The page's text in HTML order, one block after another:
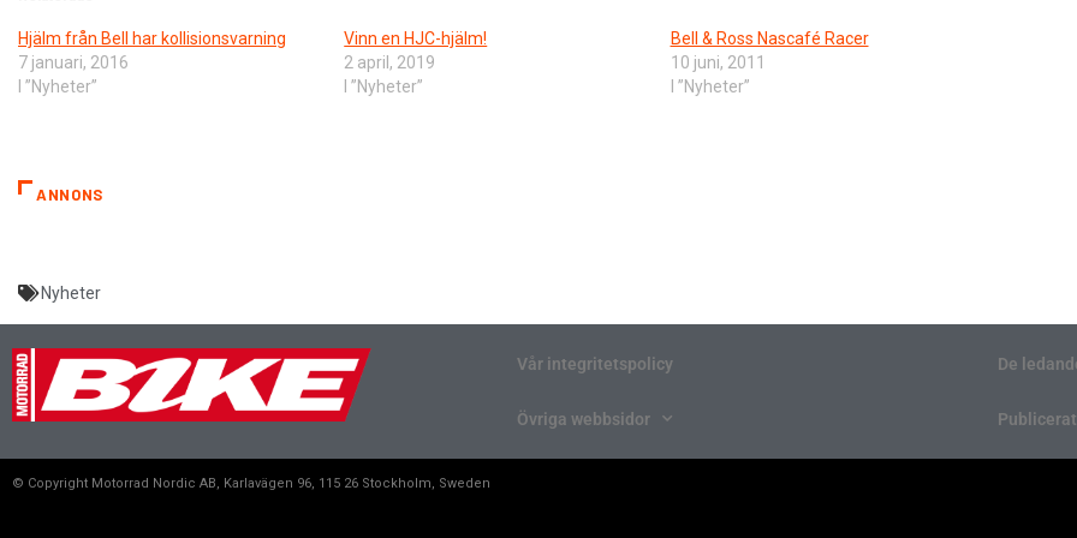
Hjälm från Bell har kollisionsvarning
7 januari, 2016
I ”Nyheter”
Vinn en HJC-hjälm!
2 april, 2019
I ”Nyheter”
Bell & Ross Nascafé Racer
10 juni, 2011
I ”Nyheter”
ANNONS
Nyheter
Vår integritetspolicy
Övriga webbsidor
De
Publicerat
© Copyright Motorrad Nordic AB, Karlavägen 96, 115 26 Stockholm, Sweden